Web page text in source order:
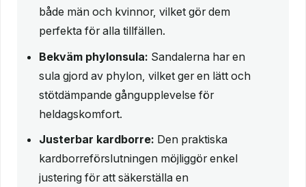
både män och kvinnor, vilket gör dem
perfekta för alla tillfällen.
Bekväm phylonsula: Sandalerna har en
sula gjord av phylon, vilket ger en lätt och
stötdämpande gångupplevelse för
heldagskomfort.
Justerbar kardborre: Den praktiska
kardborreförslutningen möjliggör enkel
justering för att säkerställa en